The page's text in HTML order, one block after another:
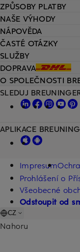
NÁPOVĚDA
ČASTÉ OTÁZKY
SLUŽBY
DOPRAVA
ZPŮSOBY PLATBY
NAŠE VÝHODY
O SPOLEČNOSTI
SLEDUJ
APLIKACE
Impresum
Prohlášení o
Všeobecné
Odstoupit od
CZ
Nahoru